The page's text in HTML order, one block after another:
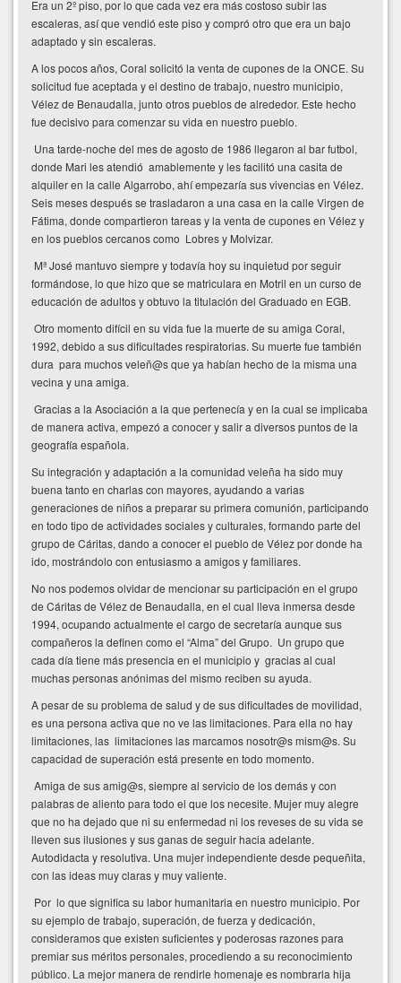
Era un 2º piso, por lo que cada vez era más costoso subir las
escaleras, así que vendió este piso y compró otro que era un bajo
adaptado y sin escaleras.
A los pocos años, Coral solicitó la venta de cupones de la ONCE. Su
solicitud fue aceptada y el destino de trabajo, nuestro municipio,
Vélez de Benaudalla, junto otros pueblos de alrededor. Este hecho
fue decisivo para comenzar su vida en nuestro pueblo.
Una tarde-noche del mes de agosto de 1986 llegaron al bar futbol,
donde Mari les atendió amablemente y les facilitó una casita de
alquiler en la calle Algarrobo, ahí empezaría sus vivencias en Vélez.
Seis meses después se trasladaron a una casa en la calle Virgen de
Fátima, donde compartieron tareas y la venta de cupones en Vélez y
en los pueblos cercanos como Lobres y Molvizar.
Mª José mantuvo siempre y todavía hoy su inquietud por seguir
formándose, lo que hizo que se matriculara en Motril en un curso de
educación de adultos y obtuvo la titulación del Graduado en EGB.
Otro momento difícil en su vida fue la muerte de su amiga Coral,
1992, debido a sus dificultades respiratorias. Su muerte fue también
dura para muchos veleñ@s que ya habían hecho de la misma una
vecina y una amiga.
Gracias a la Asociación a la que pertenecía y en la cual se implicaba
de manera activa, empezó a conocer y salir a diversos puntos de la
geografía española.
Su integración y adaptación a la comunidad veleña ha sido muy
buena tanto en charlas con mayores, ayudando a varias
generaciones de niños a preparar su primera comunión, participando
en todo tipo de actividades sociales y culturales, formando parte del
grupo de Cáritas, dando a conocer el pueblo de Vélez por donde ha
ido, mostrándolo con entusiasmo a amigos y familiares.
No nos podemos olvidar de mencionar su participación en el grupo
de Cáritas de Vélez de Benaudalla, en el cual lleva inmersa desde
1994, ocupando actualmente el cargo de secretaría aunque sus
compañeros la definen como el “Alma” del Grupo. Un grupo que
cada día tiene más presencia en el municipio y gracias al cual
muchas personas anónimas del mismo reciben su ayuda.
A pesar de su problema de salud y de sus dificultades de movilidad,
es una persona activa que no ve las limitaciones. Para ella no hay
limitaciones, las limitaciones las marcamos nosotr@s mism@s. Su
capacidad de superación está presente en todo momento.
Amiga de sus amig@s, siempre al servicio de los demás y con
palabras de aliento para todo el que los necesite. Mujer muy alegre
que no ha dejado que ni su enfermedad ni los reveses de su vida se
lleven sus ilusiones y sus ganas de seguir hacia adelante.
Autodidacta y resolutiva. Una mujer independiente desde pequeñita,
con las ideas muy claras y muy valiente.
Por lo que significa su labor humanitaria en nuestro municipio. Por
su ejemplo de trabajo, superación, de fuerza y dedicación,
consideramos que existen suficientes y poderosas razones para
premiar sus méritos personales, procediendo a su reconocimiento
público. La mejor manera de rendirle homenaje es nombrarla hija